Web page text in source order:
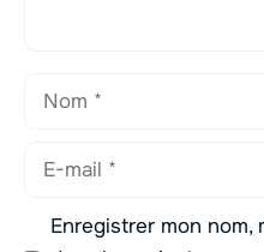
Nom
Enregistrer mon